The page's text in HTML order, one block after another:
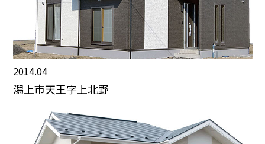
2014.04
潟上市天王字上北野